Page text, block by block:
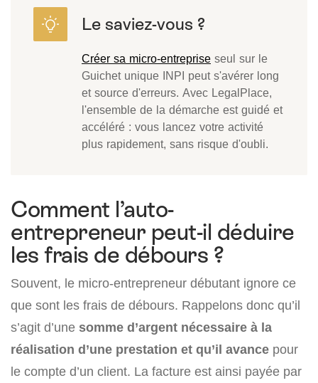
Créer sa micro-entreprise seul sur le
Guichet unique INPI peut s'avérer long
et source d'erreurs. Avec LegalPlace,
l'ensemble de la démarche est guidé et
accéléré : vous lancez votre activité
plus rapidement, sans risque d'oubli.
Comment l’auto-
entrepreneur peut-il déduire
les frais de débours ?
Souvent, le micro-entrepreneur débutant ignore ce
que sont les frais de débours. Rappelons donc qu’il
s’agit d’une somme d’argent nécessaire à la
réalisation d’une prestation et qu’il avance pour
le compte d’un client. La facture est ainsi payée par